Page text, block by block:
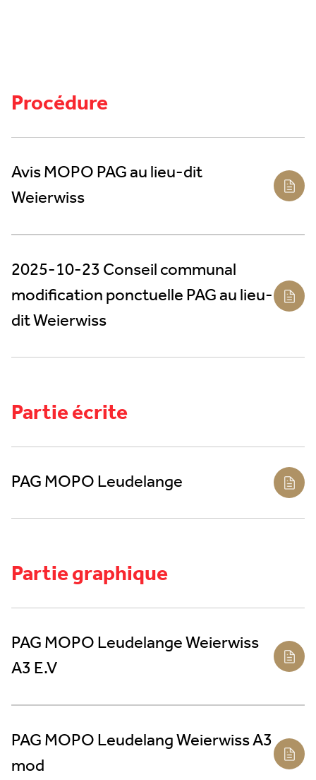
Procédure
Avis MOPO PAG au lieu-dit
Weierwiss
2025-10-23 Conseil communal
modification ponctuelle PAG au lieu-
dit Weierwiss
Partie écrite
PAG MOPO Leudelange
Partie graphique
PAG MOPO Leudelange Weierwiss
A3 E.V
PAG MOPO Leudelang Weierwiss A3
mod